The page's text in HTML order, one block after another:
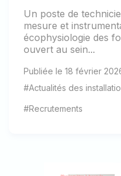
Un poste de
mesure et
écophysiologie des
ouvert au sein...
Publiée le 18 février
#Actualités des
#Recrutements